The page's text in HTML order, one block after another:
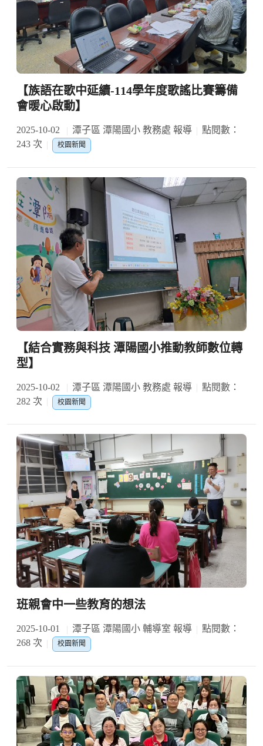
【族語在歌中延續-114學年度歌謠比賽籌備
會暖心啟動】
2025-10-02 潭子區 潭陽國小 教務處 報導
點閱數：
243 次
校園新聞
【結合實務與科技 潭陽國小推動教師數位轉
型】
2025-10-02 潭子區 潭陽國小 教務處 報導
點閱數：
282 次
校園新聞
班親會中一些教育的想法
2025-10-01 潭子區 潭陽國小 輔導室 報導
點閱數：
268 次
校園新聞